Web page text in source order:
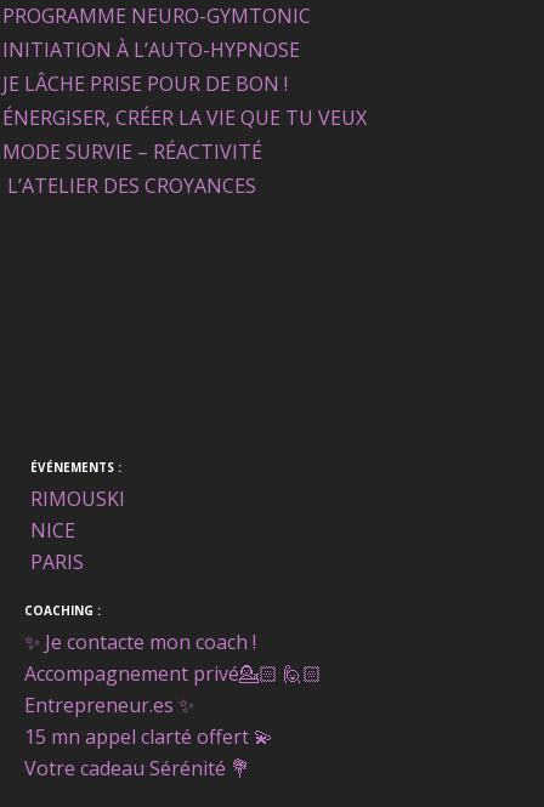
PROGRAMME NEURO-GYMTONIC
INITIATION À L’AUTO-HYPNOSE
JE LÂCHE PRISE POUR DE BON !
ÉNERGISER, CRÉER LA VIE QUE TU VEUX
MODE SURVIE – RÉACTIVITÉ
L’ATELIER DES CROYANCES
ÉVÉNEMENTS :
RIMOUSKI
NICE
PARIS
COACHING :
✨ Je contacte mon coach !
Accompagnement privé💁🏻 🙋🏻
Entrepreneur.es ✨
15 mn appel clarté offert 💫
Votre cadeau Sérénité 💐